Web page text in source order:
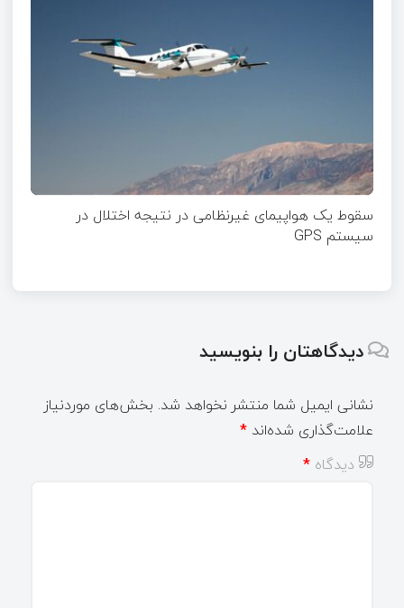
سقوط یک هواپیمای غیرنظامی در نتیجه اختلال در
سیستم‌ GPS
دیدگاهتان را بنویسید
نشانی ایمیل شما منتشر نخواهد شد. بخش‌های موردنیاز
علامت‌گذاری شده‌اند *
دیدگاه *